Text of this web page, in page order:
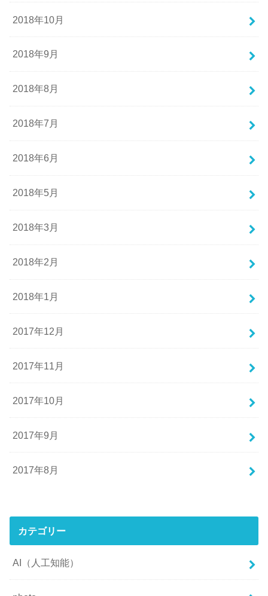
2018年10月
2018年9月
2018年8月
2018年7月
2018年6月
2018年5月
2018年3月
2018年2月
2018年1月
2017年12月
2017年11月
2017年10月
2017年9月
2017年8月
カテゴリー
AI（人工知能）